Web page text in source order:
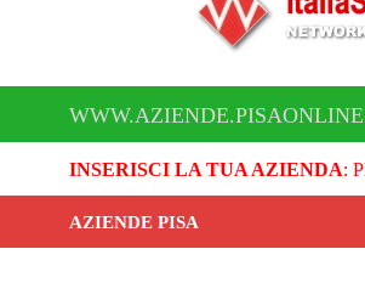
INSERISCI LA TUA AZIENDA:
AZIENDE PISA